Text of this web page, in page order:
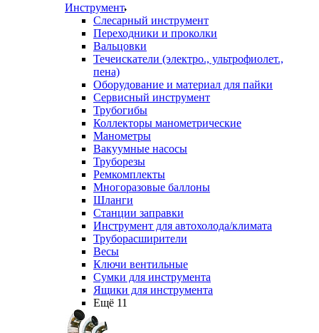
Инструмент
Слесарный инструмент
Переходники и проколки
Вальцовки
Течеискатели (электро., ультрофиолет.,
пена)
Оборудование и материал для пайки
Сервисный инструмент
Трубогибы
Коллекторы манометрические
Манометры
Вакуумные насосы
Труборезы
Ремкомплекты
Многоразовые баллоны
Шланги
Станции заправки
Инструмент для автохолода/климата
Труборасширители
Весы
Ключи вентильные
Сумки для инструмента
Ящики для инструмента
Ещё 11